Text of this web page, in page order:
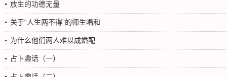
放生的功德无量
关于“人生两不得”的师生唱和
为什么他们两人难以成婚配
占卜趣话（一）